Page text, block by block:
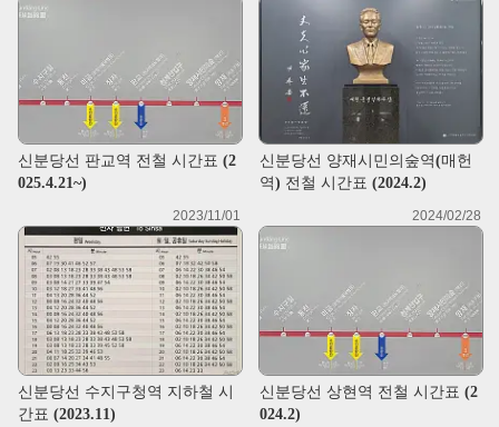
신분당선 판교역 전철 시간표 (2
025.4.21~)
신분당선 양재시민의숲역(매헌
역) 전철 시간표 (2024.2)
2023/11/01
신분당선 수지구청역 지하철 시
간표 (2023.11)
2024/02/28
신분당선 상현역 전철 시간표 (2
024.2)